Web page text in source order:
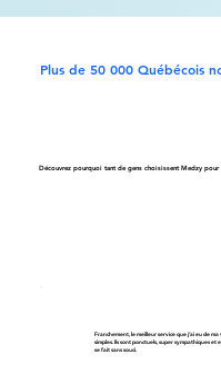
Plus de 50 000 Québécois
Découvrez pourquoi tant de gens choisissent Medzy
Franchement, le meilleur service que j’ai eu de
simples. Ils sont ponctuels, super sympathiques
se fait sans souci.